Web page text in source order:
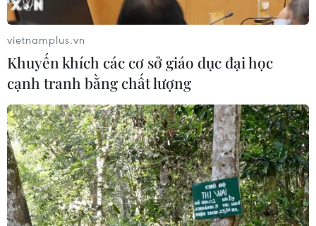
vietnamplus.vn
Khuyến khích các cơ sở giáo dục đại học
cạnh tranh bằng chất lượng